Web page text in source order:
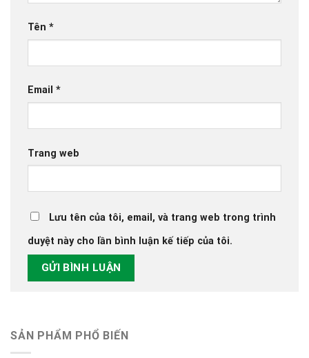
Tên *
Email *
Trang web
Lưu tên của tôi, email, và trang web trong trình
duyệt này cho lần bình luận kế tiếp của tôi.
SẢN PHẨM PHỔ BIẾN